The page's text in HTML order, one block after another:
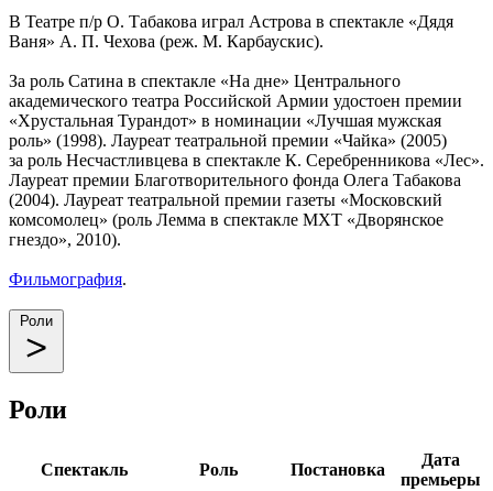
В Театре п/р О. Табакова играл Астрова в спектакле «Дядя
Ваня» А. П. Чехова (реж. М. Карбаускис).
За роль Сатина в спектакле «На дне» Центрального
академического театра Российской Армии удостоен премии
«Хрустальная Турандот» в номинации «Лучшая мужская
роль» (1998). Лауреат театральной премии «Чайка» (2005)
за роль Несчастливцева в спектакле К. Серебренникова «Лес».
Лауреат премии Благотворительного фонда Олега Табакова
(2004). Лауреат театральной премии газеты «Московский
комсомолец» (роль Лемма в спектакле МХТ «Дворянское
гнездо», 2010).
Фильмография.
Роли
Роли
Спектакль Роль Постановка
Дата
премьеры